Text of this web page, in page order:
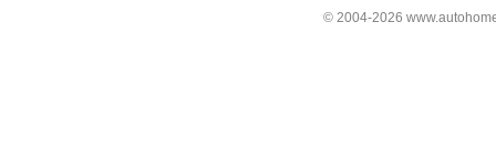
© 2004-2026